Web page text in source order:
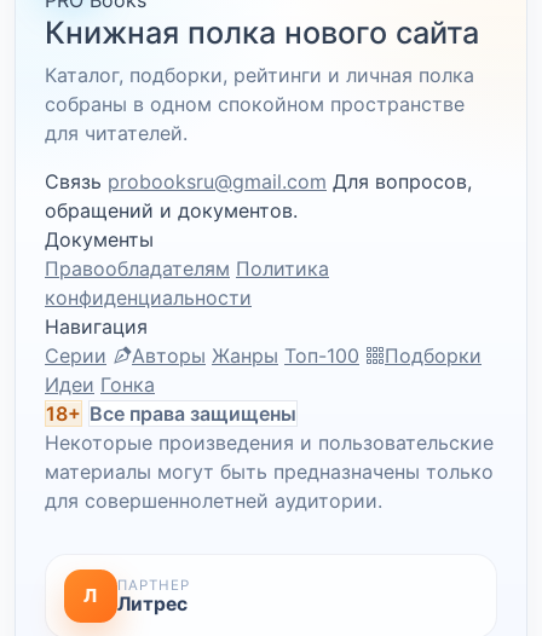
Книжная полка нового сайта
Каталог, подборки, рейтинги и личная полка
собраны в одном спокойном пространстве
для читателей.
Связь probooksru@gmail.com Для вопросов,
обращений и документов.
Документы
Правообладателям Политика
конфиденциальности
Навигация
Серии
Авторы Жанры Топ-100
Подборки
Идеи Гонка
18+ Все права защищены
Некоторые произведения и пользовательские
материалы могут быть предназначены только
для совершеннолетней аудитории.
Л ПАРТНЕР
Литрес